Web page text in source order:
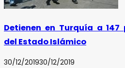
Detienen en Turquía a 147
del Estado Islámico
30/12/201930/12/2019